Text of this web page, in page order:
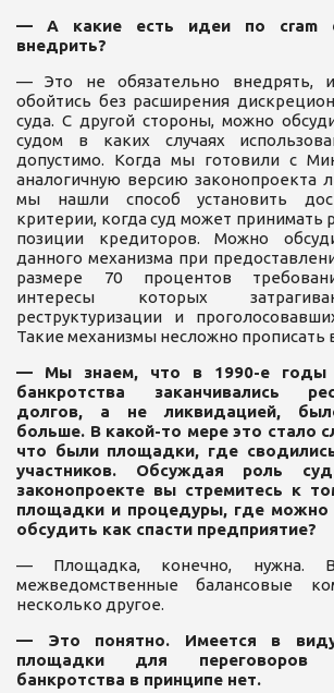
— А какие есть идеи по cram
внедрить?
— Это не обязательно внедрять,
обойтись без расширения
суда. С другой стороны, можно
судом в каких случаях
допустимо. Когда мы готовили с
аналогичную версию законопроекта
мы нашли способ установить
критерии, когда суд может
позиции кредиторов. Можно
данного механизма при
размере 70 процентов
интересы которых
реструктуризации и
Такие механизмы несложно прописать
— Мы знаем, что в 1990-е годы
банкротства заканчивались
долгов, а не ликвидацией,
больше. В какой-то мере это стало
что были площадки, где
участников. Обсуждая роль
законопроекте вы стремитесь к
площадки и процедуры, где можно
обсудить как спасти предприятие?
— Площадка, конечно, нужна.
межведомственные балансовые
несколько другое.
— Это понятно. Имеется в
площадки для переговоров
банкротства в принципе нет.